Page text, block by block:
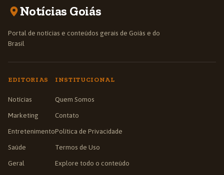
Notícias Goiás
Portal de notícias e conteúdos gerais de Goiás e do
Brasil
EDITORIAS
Notícias
Marketing
Entretenimento
Saúde
Geral
INSTITUCIONAL
Quem Somos
Contato
Política de Privacidade
Termos de Uso
Explore todo o conteúdo